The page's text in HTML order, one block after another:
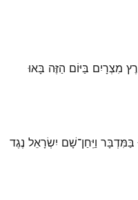
מִצְרָיִם בַּיּוֹם הַזֶּה בָּאוּ
בַּמִּדְבָּר וַיִּֽחַן־שָׁם יִשְׂרָאֵל נֶגֶד